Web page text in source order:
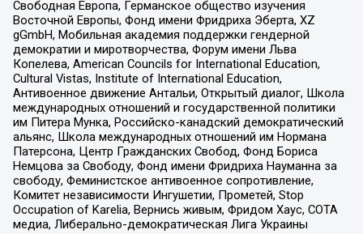
Свободная Европа, Германское общество изучения
Восточной Европы, Фонд имени Фридриха Эберта, XZ
gGmbH, Мобильная академия поддержки гендерной
демократии и миротворчества, Форум имени Льва
Копелева, American Councils for International Education,
Cultural Vistas, Institute of International Education,
Антивоенное движение Антальи, Открытый диалог, Школа
международных отношений и государственной политики
им Питера Мунка, Российско-канадский демократический
альянс, Школа международных отношений им Нормана
Патерсона, Центр Гражданских Свобод, Фонд Бориса
Немцова за Свободу, Фонд имени Фридриха Науманна за
свободу, Феминистское антивоенное сопротивление,
Комитет независимости Ингушетии, Прометей, Stop
Occupation of Karelia, Вернись живым, Фридом Хаус, СОТА
медиа, Либерально-демократическая Лига Украины